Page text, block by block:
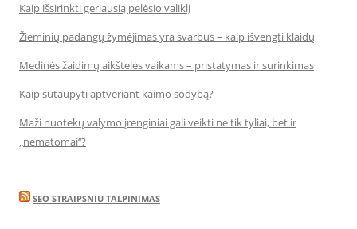
Kaip išsirinkti geriausią pelėsio valiklį
Žieminių padangų žymėjimas yra svarbus – kaip išvengti klaidų
Medinės žaidimų aikštelės vaikams – pristatymas ir surinkimas
Kaip sutaupyti aptveriant kaimo sodybą?
Maži nuotekų valymo įrenginiai gali veikti ne tik tyliai, bet ir
„nematomai‘‘?
SEO STRAIPSNIU TALPINIMAS